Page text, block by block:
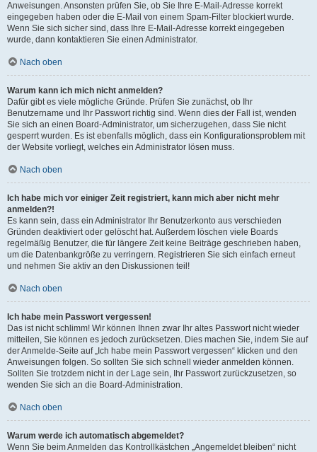
Anweisungen. Ansonsten prüfen Sie, ob Sie Ihre E-Mail-Adresse korrekt
eingegeben haben oder die E-Mail von einem Spam-Filter blockiert wurde.
Wenn Sie sich sicher sind, dass Ihre E-Mail-Adresse korrekt eingegeben
wurde, dann kontaktieren Sie einen Administrator.
Nach oben
Warum kann ich mich nicht anmelden?
Dafür gibt es viele mögliche Gründe. Prüfen Sie zunächst, ob Ihr
Benutzername und Ihr Passwort richtig sind. Wenn dies der Fall ist, wenden
Sie sich an einen Board-Administrator, um sicherzugehen, dass Sie nicht
gesperrt wurden. Es ist ebenfalls möglich, dass ein Konfigurationsproblem mit
der Website vorliegt, welches ein Administrator lösen muss.
Nach oben
Ich habe mich vor einiger Zeit registriert, kann mich aber nicht mehr
anmelden?!
Es kann sein, dass ein Administrator Ihr Benutzerkonto aus verschieden
Gründen deaktiviert oder gelöscht hat. Außerdem löschen viele Boards
regelmäßig Benutzer, die für längere Zeit keine Beiträge geschrieben haben,
um die Datenbankgröße zu verringern. Registrieren Sie sich einfach erneut
und nehmen Sie aktiv an den Diskussionen teil!
Nach oben
Ich habe mein Passwort vergessen!
Das ist nicht schlimm! Wir können Ihnen zwar Ihr altes Passwort nicht wieder
mitteilen, Sie können es jedoch zurücksetzen. Dies machen Sie, indem Sie auf
der Anmelde-Seite auf „Ich habe mein Passwort vergessen“ klicken und den
Anweisungen folgen. So sollten Sie sich schnell wieder anmelden können.
Sollten Sie trotzdem nicht in der Lage sein, Ihr Passwort zurückzusetzen, so
wenden Sie sich an die Board-Administration.
Nach oben
Warum werde ich automatisch abgemeldet?
Wenn Sie beim Anmelden das Kontrollkästchen „Angemeldet bleiben“ nicht